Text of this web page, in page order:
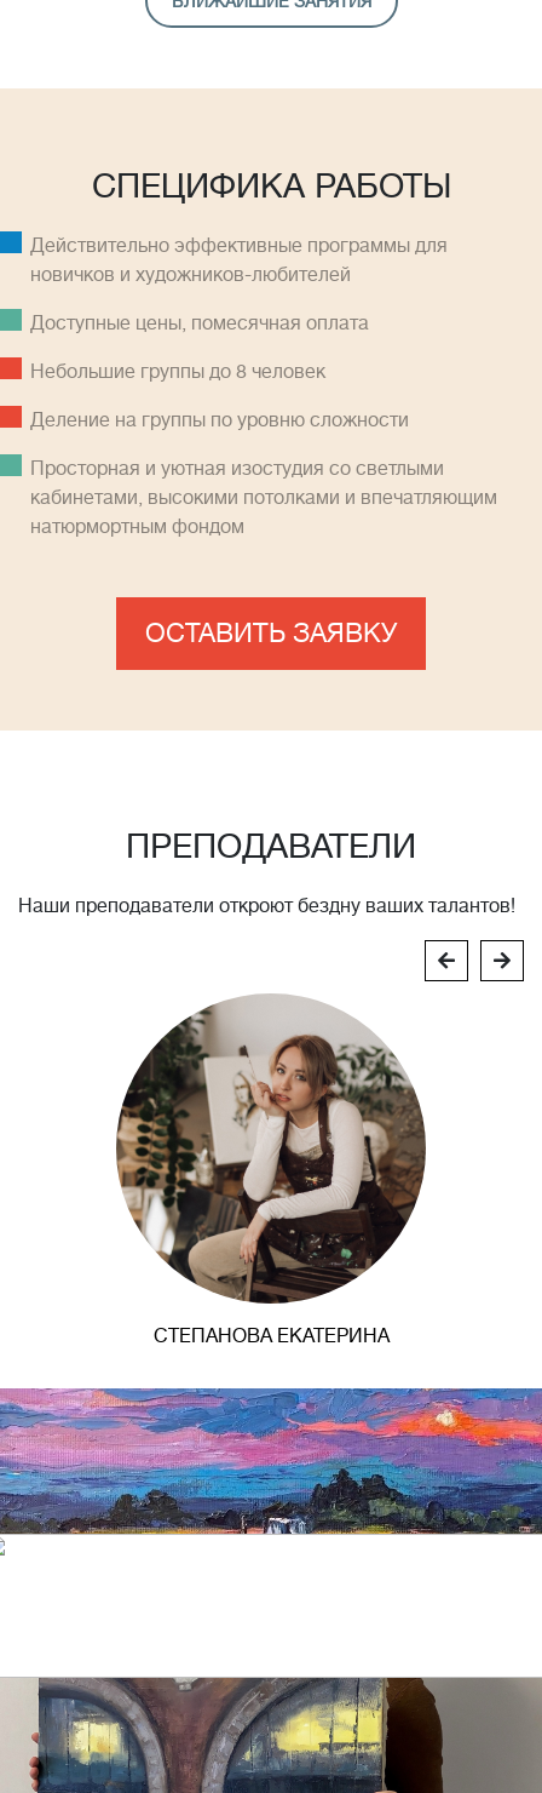
СПЕЦИФИКА РАБОТЫ
Действительно эффективные программы для
новичков и художников-любителей
Доступные цены, помесячная оплатa
Небольшие группы до 8 человек
Деление на группы по уровню сложности
Просторная и уютная изостудия со светлыми
кабинетами, высокими потолками и впечатляющим
натюрмортным фондом
ОСТАВИТЬ ЗАЯВКУ
ПРЕПОДАВАТЕЛИ
Наши преподаватели откроют бездну ваших талантов!
СТЕПАНОВА ЕКАТЕРИНА